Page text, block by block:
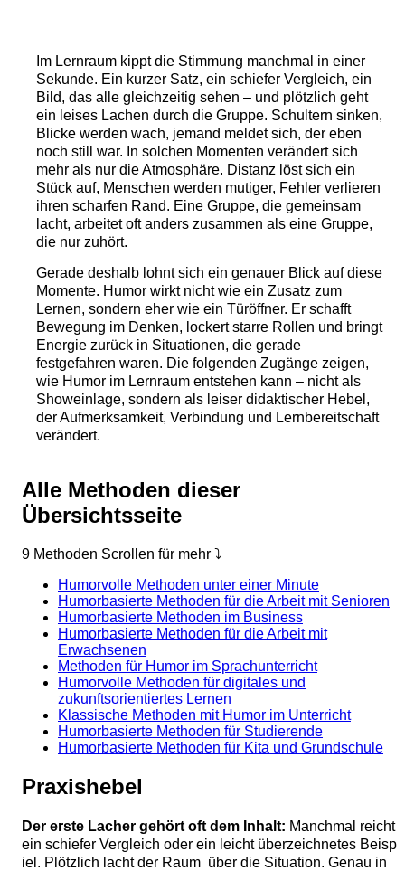
Im Lernraum kippt die Stimmung manchmal in einer
Sekunde. Ein kurzer Satz, ein schiefer Vergleich, ein
Bild, das alle gleichzeitig sehen – und plötzlich geht
ein leises Lachen durch die Gruppe. Schultern sinken,
Blicke werden wach, jemand meldet sich, der eben
noch still war. In solchen Momenten verändert sich
mehr als nur die Atmosphäre. Distanz löst sich ein
Stück auf, Menschen werden mutiger, Fehler verlieren
ihren scharfen Rand. Eine Gruppe, die gemeinsam
lacht, arbeitet oft anders zusammen als eine Gruppe,
die nur zuhört.
Gerade deshalb lohnt sich ein genauer Blick auf diese
Momente. Humor wirkt nicht wie ein Zusatz zum
Lernen, sondern eher wie ein Türöffner. Er schafft
Bewegung im Denken, lockert starre Rollen und bringt
Energie zurück in Situationen, die gerade
festgefahren waren. Die folgenden Zugänge zeigen,
wie Humor im Lernraum entstehen kann – nicht als
Showeinlage, sondern als leiser didaktischer Hebel,
der Aufmerksamkeit, Verbindung und Lernbereitschaft
verändert.
Alle Methoden dieser
Übersichtsseite
9 Methoden Scrollen für mehr ⤵
Humorvolle Methoden unter einer Minute
Humorbasierte Methoden für die Arbeit mit Senioren
Humorbasierte Methoden im Business
Humorbasierte Methoden für die Arbeit mit
Erwachsenen
Methoden für Humor im Sprachunterricht
Humorvolle Methoden für digitales und
zukunftsorientiertes Lernen
Klassische Methoden mit Humor im Unterricht
Humorbasierte Methoden für Studierende
Humorbasierte Methoden für Kita und Grundschule
Praxishebel
Der erste Lacher gehört oft dem Inhalt: Manchmal reicht
ein schiefer Vergleich oder ein leicht überzeichnetes Beisp
iel. Plötzlich lacht der Raum über die Situation. Genau in